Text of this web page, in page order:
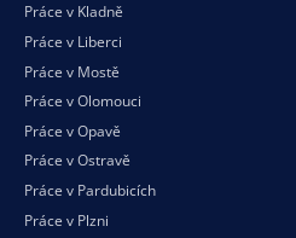
Práce v Kladně
Práce v Liberci
Práce v Mostě
Práce v Olomouci
Práce v Opavě
Práce v Ostravě
Práce v Pardubicích
Práce v Plzni